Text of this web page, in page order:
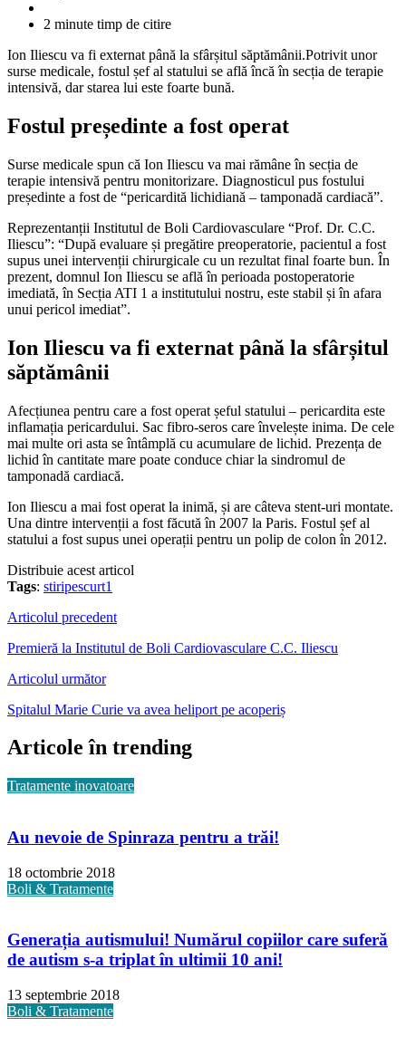
2 minute timp de citire
Ion Iliescu va fi externat până la sfârșitul săptămânii.Potrivit unor
surse medicale, fostul șef al statului se află încă în secția de terapie
intensivă, dar starea lui este foarte bună.
Fostul președinte a fost operat
Surse medicale spun că Ion Iliescu va mai rămâne în secția de
terapie intensivă pentru monitorizare. Diagnosticul pus fostului
președinte a fost de “pericardită lichidiană – tamponadă cardiacă”.
Reprezentanții Institutul de Boli Cardiovasculare “Prof. Dr. C.C.
Iliescu”: “După evaluare și pregătire preoperatorie, pacientul a fost
supus unei intervenții chirurgicale cu un rezultat final foarte bun. În
prezent, domnul Ion Iliescu se află în perioada postoperatorie
imediată, în Secția ATI 1 a institutului nostru, este stabil și în afara
unui pericol imediat”.
Ion Iliescu va fi externat până la sfârșitul
săptămânii
Afecțiunea pentru care a fost operat șeful statului – pericardita este
inflamația pericardului. Sac fibro-seros care învelește inima. De cele
mai multe ori asta se întâmplă cu acumulare de lichid. Prezența de
lichid în cantitate mare poate conduce chiar la sindromul de
tamponadă cardiacă.
Ion Iliescu a mai fost operat la inimă, și are câteva stent-uri montate.
Una dintre intervenții a fost făcută în 2007 la Paris. Fostul șef al
statului a fost supus unei operații pentru un polip de colon în 2012.
Distribuie acest articol
Tags: stiripescurt1
Articolul precedent
Premieră la Institutul de Boli Cardiovasculare C.C. Iliescu
Articolul următor
Spitalul Marie Curie va avea heliport pe acoperiș
Articole în trending
Tratamente inovatoare
Au nevoie de Spinraza pentru a trăi!
18 octombrie 2018
Boli & Tratamente
Generația autismului! Numărul copiilor care suferă
de autism s-a triplat în ultimii 10 ani!
13 septembrie 2018
Boli & Tratamente